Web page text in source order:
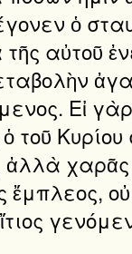
ὁ
τῆς αὐτοῦ
Εἰ
τοῦ
ἀλλὰ
ἔμπλεος,